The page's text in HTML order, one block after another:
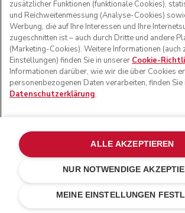
Ohne Akku
€ 188,00
zusätzlicher Funktionen (funktionale Cookies),
und Reichweitenmessung (Analyse-Cookies)
Werbung, die auf Ihre Interessen und Ihre
zugeschnitten ist – auch durch Dritte und andere
(Marketing-Cookies). Weitere Informationen (auch
Einstellungen) finden Sie in unserer Cookie-
Informationen darüber, wie wir die über Cookies
personenbezogenen Daten verarbeiten, finden Sie
Datenschutzerklärung.
MEINE EINSTELLUNGEN
NUR NOTWENDIGE
ALLE AKZEPTIEREN